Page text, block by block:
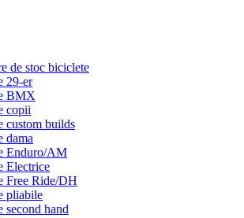
de stoc biciclete
29-er
BMX
copii
custom builds
dama
Enduro/AM
Electrice
Free Ride/DH
pliabile
second hand